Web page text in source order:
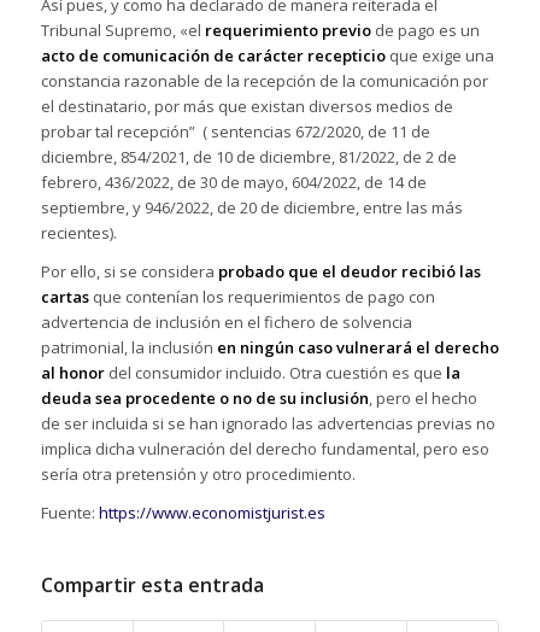
Así pues, y como ha declarado de manera reiterada el
Tribunal Supremo, «el requerimiento previode pago es un
acto de comunicación de carácter recepticio que exige una
constancia razonable de la recepción de la comunicación por
el destinatario, por más que existan diversos medios de
probar tal recepción” ( sentencias 672/2020, de 11 de
diciembre, 854/2021, de 10 de diciembre, 81/2022, de 2 de
febrero, 436/2022, de 30 de mayo, 604/2022, de 14 de
septiembre, y 946/2022, de 20 de diciembre, entre las más
recientes).
Por ello, si se considera probado que el deudor recibió las
cartasque contenían los requerimientos de pago con
advertencia de inclusión en el fichero de solvencia
patrimonial, la inclusión en ningún caso vulnerará el derecho
al honordel consumidor incluido. Otra cuestión es que la
deuda sea procedente o no de su inclusión, pero el hecho
de ser incluida si se han ignorado las advertencias previas no
implica dicha vulneración del derecho fundamental, pero eso
sería otra pretensión y otro procedimiento.
Fuente: https://www.economistjurist.es
Compartir esta entrada